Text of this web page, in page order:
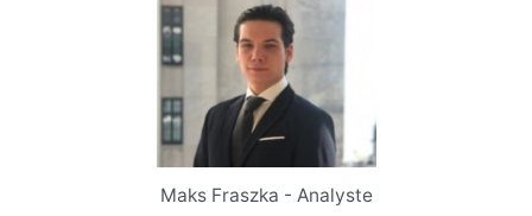
Maks Fraszka - Analyste